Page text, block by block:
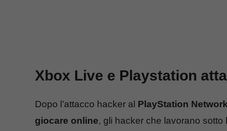
Xbox Live e Playstation
Dopo l’attacco hacker al PlayStation Network
giocare online, gli hacker che lavorano sotto